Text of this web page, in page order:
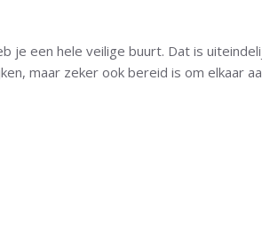
je een hele veilige buurt. Dat is
maar zeker ook bereid is om elkaar